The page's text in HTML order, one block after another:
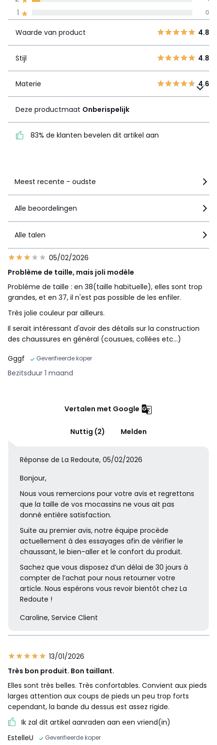
1
2 1
3
4 2
4.8
Deze productmaat
dit artikel aan
1 0
Waarde van product 4.8
Stijl 4.8
Materie 4.6
Deze productmaat Onberispelijk
83% de klanten bevelen dit artikel aan
Meest recente - oudste
Alle beoordelingen
Alle talen
05/02/2026
Problème de taille, mais joli modèle
Problème de taille : en 38(taille habituelle), elles sont trop
grandes, et en 37, il n'est pas possible de les enfiler.
Très jolie couleur par ailleurs.
Il serait intéressant d'avoir des détails sur la construction
des chaussures en général (cousues, collées etc...)
Gggf
Geverifieerde koper
Bezitsduur 1 maand
Vertalen met Google
Nuttig (2) Melden
Réponse de La Redoute, 05/02/2026
Bonjour,
Nous vous remercions pour votre avis et regrettons
que la taille de vos mocassins ne vous ait pas
donné entière satisfaction.
Suite au premier avis, notre équipe procède
actuellement à des essayages afin de vérifier le
chaussant, le bien-aller et le confort du produit.
Sachez que vous disposez d’un délai de 30 jours à
compter de l’achat pour nous retourner votre
article. Nous espérons vous revoir bientôt chez La
Redoute !
Caroline, Service Client
13/01/2026
Très bon produit. Bon taillant.
Elles sont très belles. Très confortables. Convient aux pieds
larges attention aux coups de pieds un peu trop forts
cependant, la bande du dessus est assez rigide.
Ik zal dit artikel aanraden aan een vriend(in)
EstelleU
Geverifieerde koper